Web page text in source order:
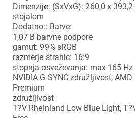
Dimenzije: (SxVxG): 260,0 x
stojalom
Dodatno:: Barve:
1,07 B barvne podpore
gamut: 99% sRGB
razmerje stranic: 16:9
stopnja osveževanja: max 165 Hz
NVIDIA G-SYNC združljivost,
Premium
združljivost
T?V Rheinland Low Blue Light,